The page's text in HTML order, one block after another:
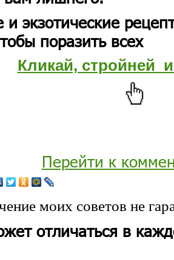
экзотические
поразить всех
Кликай, стройней
Перейти к
моих советов не
отличаться в